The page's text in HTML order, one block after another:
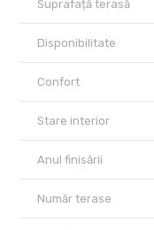
Prețul apartamentului
realizează prin
din preț în prezent, iar
Imaginile au caracter
prezentare.
Nest vă stă la dispoziție.
Suprafață terasă
Disponibilitate
Confort
Stare interior
Anul finisării
Număr terase